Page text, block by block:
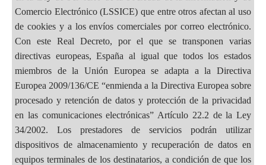
Comercio Electrónico (LSSICE) que entre otros afectan al uso
de cookies y a los envíos comerciales por correo electrónico.
Con este Real Decreto, por el que se transponen varias
directivas europeas, España al igual que todos los estados
miembros de la Unión Europea se adapta a la Directiva
Europea 2009/136/CE “enmienda a la Directiva Europea sobre
procesado y retención de datos y protección de la privacidad
en las comunicaciones electrónicas” Artículo 22.2 de la Ley
34/2002. Los prestadores de servicios podrán utilizar
dispositivos de almacenamiento y recuperación de datos en
equipos terminales de los destinatarios, a condición de que los